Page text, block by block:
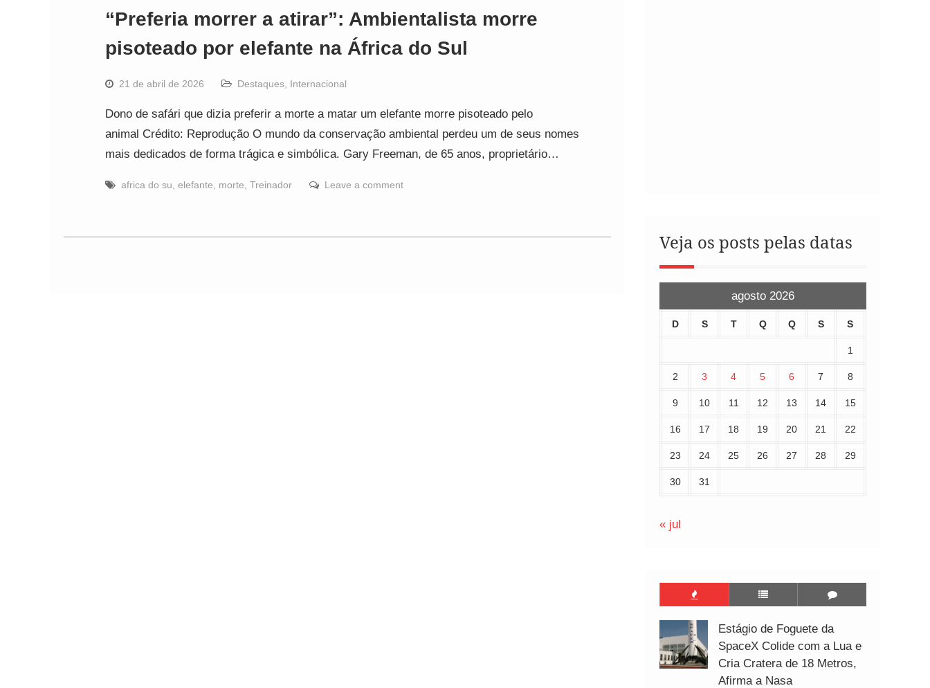
“Preferia morrer a atirar”: Ambientalista morre
pisoteado por elefante na África do Sul
21 de abril de 2026 Destaques Internacional
Dono de safári que dizia preferir a morte a matar um elefante morre pisoteado pelo
animal Crédito: Reprodução O mundo da conservação ambiental perdeu um de seus nomes
mais dedicados de forma trágica e simbólica. Gary Freeman, de 65 anos, proprietário…
africa do su elefante morte Treinador Leave a comment
Veja os posts pelas datas
agosto 2026
D S T Q Q S S
1
2 3 4 5 6 7 8
9 10 11 12 13 14 15
16 17 18 19 20 21 22
23 24 25 26 27 28 29
30 31
« jul
Estágio de Foguete da
SpaceX Colide com a Lua e
Cria Cratera de 18 Metros,
Afirma a Nasa